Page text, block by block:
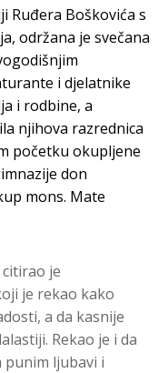
Ruđera Boškovića s
održana je svečana
i djelatnike
i rodbine, a
njihova razrednica
početku okupljene
don
mons. Mate
je
je rekao kako
a da kasnije
Rekao je i da
punim ljubavi i